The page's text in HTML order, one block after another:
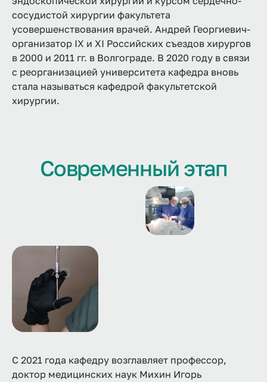
сосудистой хирургии факультета
усовершенствования врачей. Андрей Георгиевич-
организатор IX и XI Российских съездов хирургов
в 2000 и 2011 гг. в Волгограде. В 2020 году в связи
с реорганизацией университета кафедра вновь
стала называться кафедрой факультетской
хирургии.
Современный этап
С 2021 года кафедру возглавляет профессор,
доктор медицинских наук Михин Игорь